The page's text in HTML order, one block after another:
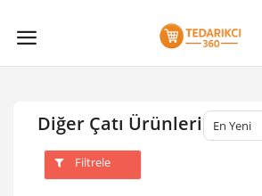
Diğer Çatı Ürünleri En Yeni
Filtrele